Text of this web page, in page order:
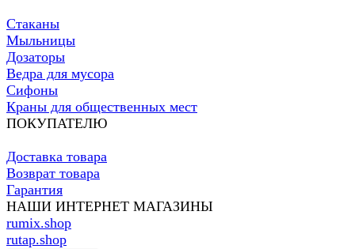
Стаканы
Мыльницы
Дозаторы
Ведра для мусора
Сифоны
Краны для общественных мест
ПОКУПАТЕЛЮ
Доставка товара
Возврат товара
Гарантия
НАШИ ИНТЕРНЕТ МАГАЗИНЫ
rumix.shop
rutap.shop